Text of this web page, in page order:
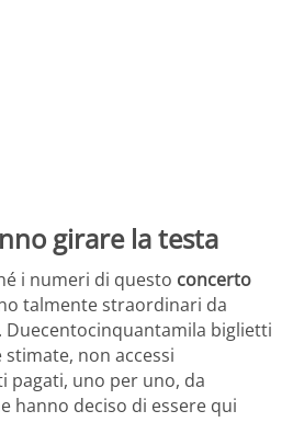
girare la testa
i numeri di questo concerto
talmente straordinari da
biglietti
non accessi
pagati, uno per uno, da
hanno deciso di essere qui